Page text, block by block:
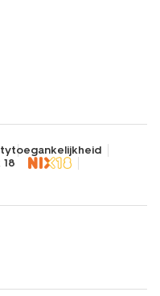
toegankelijkheid
18